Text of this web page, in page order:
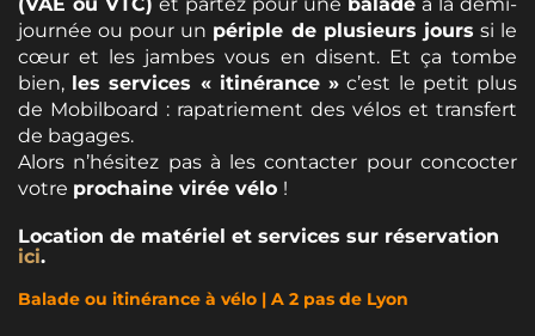
journée ou pour un périple de plusieurs jours si le
cœur et les jambes vous en disent. Et ça tombe
bien, les services « itinérance » c’est le petit plus
de Mobilboard : rapatriement des vélos et transfert
de bagages.
Alors n’hésitez pas à les contacter pour concocter
votre prochaine virée vélo !
Location de matériel et services sur réservation
ici.
Balade ou itinérance à vélo | A 2 pas de Lyon